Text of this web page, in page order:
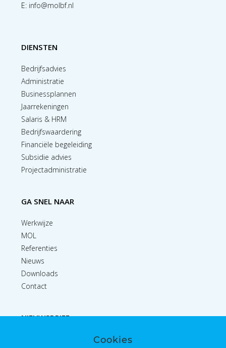
E: info@molbf.nl
DIENSTEN
Bedrijfsadvies
Administratie
Businessplannen
Jaarrekeningen
Salaris & HRM
Bedrijfswaardering
Financiële begeleiding
Subsidie advies
Projectadministratie
GA SNEL NAAR
Werkwijze
MOL
Referenties
Nieuws
Downloads
Contact
NIEUWSBRIEF
Cookies